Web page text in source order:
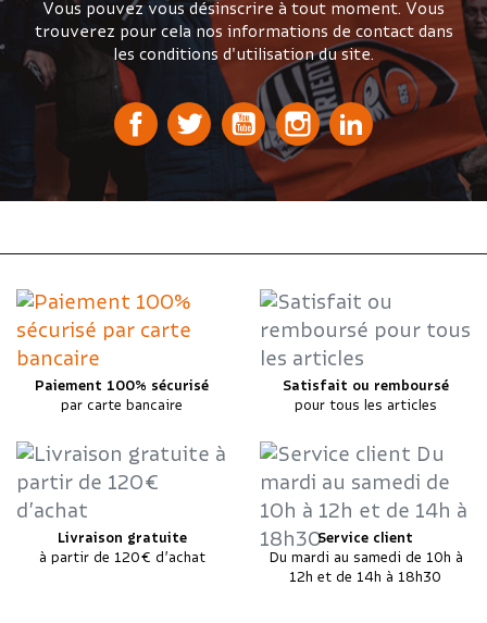
Vous pouvez vous désinscrire à tout moment. Vous
trouverez pour cela nos informations de contact dans
les conditions d'utilisation du site.
Paiement 100% sécurisé
par carte bancaire
Satisfait ou remboursé
pour tous les articles
Livraison gratuite
à partir de 120€ d’achat
Service client
Du mardi au samedi de 10h à
12h et de 14h à 18h30